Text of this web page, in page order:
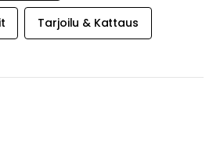
Tarjoilu & Kattaus